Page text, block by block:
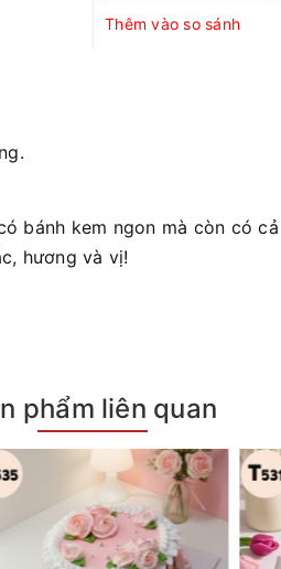
Thêm vào so sánh
bánh kem ngon mà còn có
hương và vị!
phẩm liên quan